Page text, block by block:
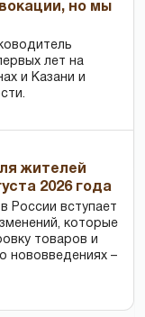
но мы
лет на
и Казани и
жителей
2026 года
России вступает
которые
товаров и
нововведениях –